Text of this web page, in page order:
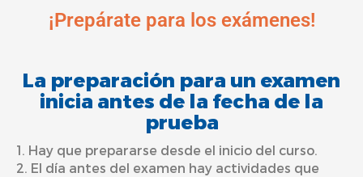
¡Prepárate para los exámenes!
La preparación para un examen
inicia antes de la fecha de la
prueba
1. Hay que prepararse desde el inicio del curso.
2. El día antes del examen hay actividades que